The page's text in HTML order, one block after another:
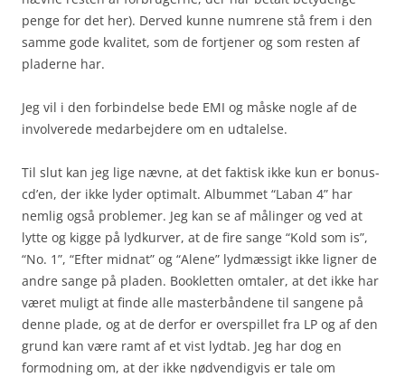
penge for det her). Derved kunne numrene stå frem i den
samme gode kvalitet, som de fortjener og som resten af
pladerne har.
Jeg vil i den forbindelse bede EMI og måske nogle af de
involverede medarbejdere om en udtalelse.
Til slut kan jeg lige nævne, at det faktisk ikke kun er bonus-
cd’en, der ikke lyder optimalt. Albummet “Laban 4” har
nemlig også problemer. Jeg kan se af målinger og ved at
lytte og kigge på lydkurver, at de fire sange “Kold som is”,
“No. 1”, “Efter midnat” og “Alene” lydmæssigt ikke ligner de
andre sange på pladen. Bookletten omtaler, at det ikke har
været muligt at finde alle masterbåndene til sangene på
denne plade, og at de derfor er overspillet fra LP og af den
grund kan være ramt af et vist lydtab. Jeg har dog en
formodning om, at der ikke nødvendigvis er tale om